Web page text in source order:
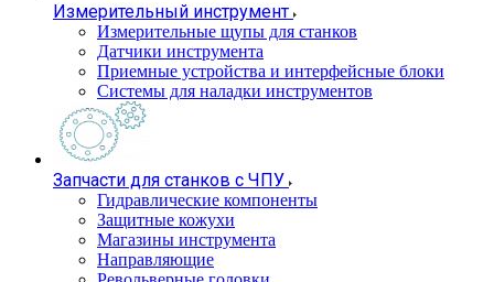
Измерительный инструмент
Измерительные щупы для станков
Датчики инструмента
Приемные устройства и интерфейсные блоки
Системы для наладки инструментов
Запчасти для станков с ЧПУ
Гидравлические компоненты
Защитные кожухи
Магазины инструмента
Направляющие